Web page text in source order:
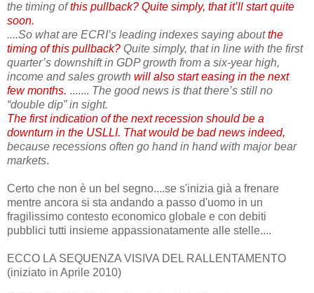
the timing ofthis pullback? Quite simply, that it’ll start quite
soon.
....So what are ECRI’s leading indexes saying aboutthe
timing of this pullback? Quite simply, that in line with the first
quarter’s downshift in GDP growth from a six-year high,
income and sales growth will also start easing in the next
few months. ....... The good news is that there’s still no
“double dip” in sight.
The first indication of the next recession should be a
downturn in the USLLI. That would be bad news indeed,
because recessions often go hand in hand with major bear
markets.
Certo che non è un bel segno....se s'inizia già a frenare
mentre ancora si sta andando a passo d'uomo in un
fragilissimo contesto economico globale e con debiti
pubblici tutti insieme appassionatamente alle stelle....
ECCO LA SEQUENZA VISIVA DEL RALLENTAMENTO
(iniziato in Aprile 2010)